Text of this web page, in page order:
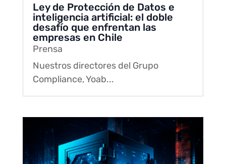
Ley de Protección de Datos e
inteligencia artificial: el doble
desafío que enfrentan las
empresas en Chile
Prensa
Nuestros directores del Grupo
Compliance, Yoab...